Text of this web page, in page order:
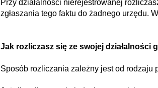
Przy działalności nierejestrowanej
zgłaszania tego faktu do żadnego urzędu.
Jak rozliczasz się ze swojej działalności
Sposób rozliczania zależny jest od rodzaju